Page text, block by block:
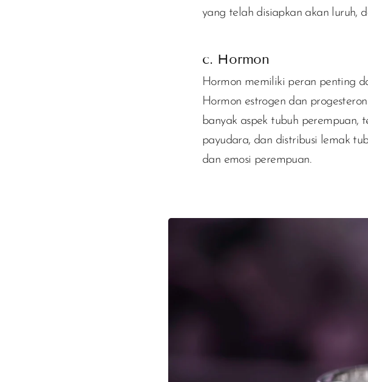
yang telah disiapkan akan luruh,
c. Hormon
Hormon memiliki peran penting
Hormon estrogen dan
banyak aspek tubuh perempuan,
payudara, dan distribusi lemak
dan emosi perempuan.